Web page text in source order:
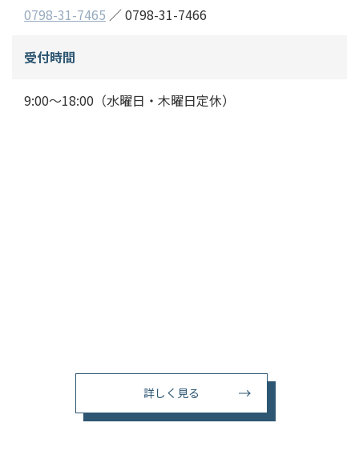
0798-31-7465 ／ 0798-31-7466
受付時間
9:00～18:00（水曜日・木曜日定休）
詳しく見る